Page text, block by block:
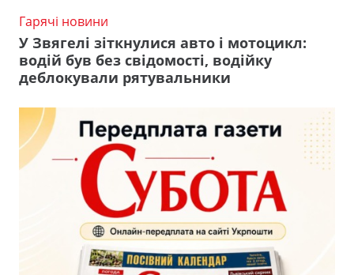
Гарячі новини
У Звягелі зіткнулися авто і мотоцикл:
водій був без свідомості, водійку
деблокували рятувальники